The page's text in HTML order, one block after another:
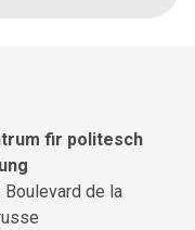
fir politesch
Boulevard de la